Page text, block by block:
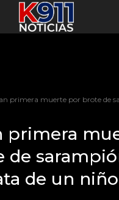
primera muerte por brote de
primera
de
de un